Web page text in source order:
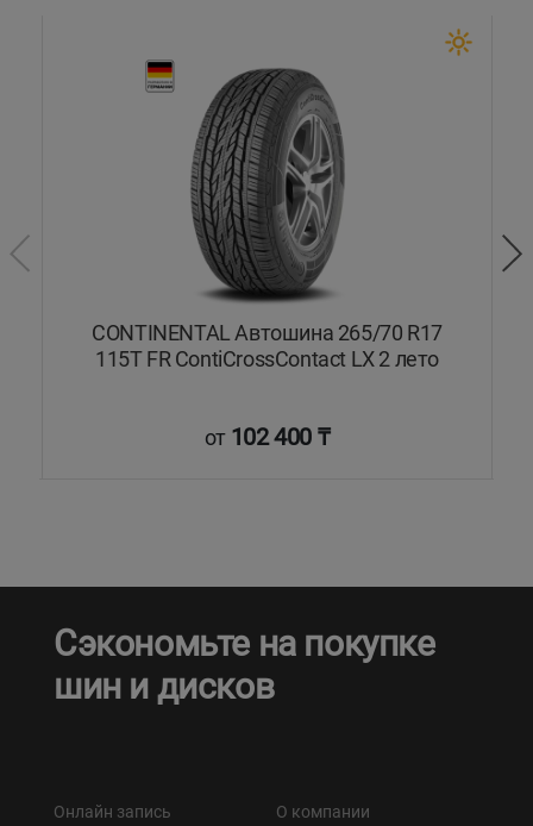
CONTINENTAL Автошина 265/70 R17
115T FR ContiCrossContact LX 2 лето
от 102 400 ₸
Сэкономьте на покупке
шин и дисков
Онлайн запись
О компании